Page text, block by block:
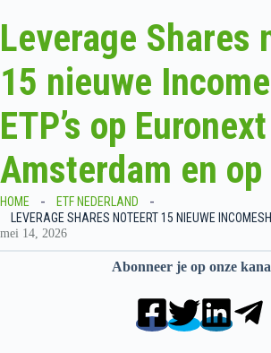
Leverage Shares
15 nieuwe
ETP’s op Euronext
Amsterdam en
HOME
ETF NEDERLAND
mei 14, 2026
Abonneer je op onze